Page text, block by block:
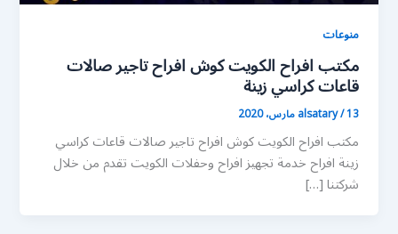
منوعات
مكتب افراح الكويت كوش افراح تاجير صالات
قاعات كراسي زينة
alsatary/13 مارس، 2020
مكتب افراح الكويت كوش افراح تاجير صالات قاعات كراسي
زينة افراح خدمة تجهيز افراح وحفلات الكويت تقدم من خلال
شركتنا […]